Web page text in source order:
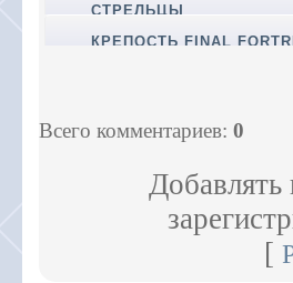
СТРЕЛЬЦЫ
КРЕПОСТЬ FINAL
Всего комментариев: 0
Добавлять
[